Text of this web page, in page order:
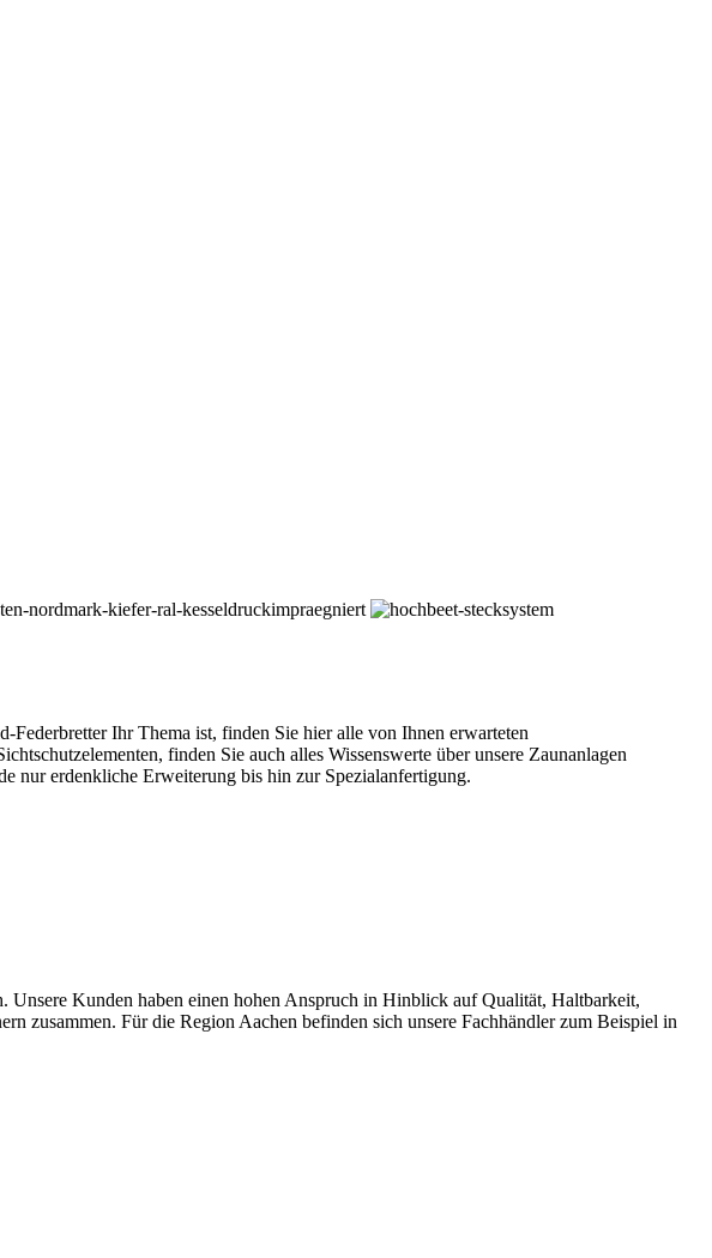
Ihr Thema ist, finden Sie hier alle von Ihnen erwarteten
finden Sie auch alles Wissenswerte über unsere Zaunanlagen
nur erdenkliche Erweiterung bis hin zur Spezialanfertigung.
Kunden haben einen hohen Anspruch in Hinblick auf Qualität, Haltbarkeit,
zusammen. Für die Region Aachen befinden sich unsere Fachhändler zum Beispiel in